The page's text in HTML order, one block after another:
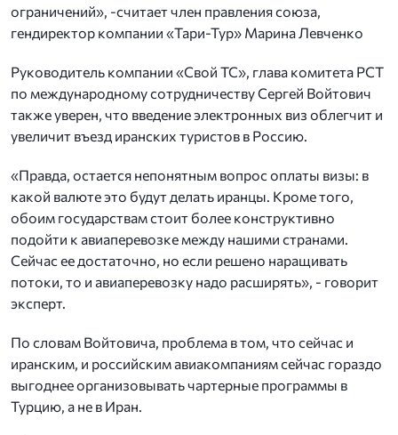
ограничений», -считает член правления союза,
гендиректор компании «Тари-Тур» Марина Левченко
Руководитель компании «Свой ТС», глава комитета РСТ
по международному сотрудничеству Сергей Войтович
также уверен, что введение электронных виз облегчит и
увеличит въезд иранских туристов в Россию.
«Правда, остается непонятным вопрос оплаты визы: в
какой валюте это будут делать иранцы. Кроме того,
обоим государствам стоит более конструктивно
подойти к авиаперевозке между нашими странами.
Сейчас ее достаточно, но если решено наращивать
потоки, то и авиаперевозку надо расширять», - говорит
эксперт.
По словам Войтовича, проблема в том, что сейчас и
иранским, и российским авиакомпаниям сейчас гораздо
выгоднее организовывать чартерные программы в
Турцию, а не в Иран.